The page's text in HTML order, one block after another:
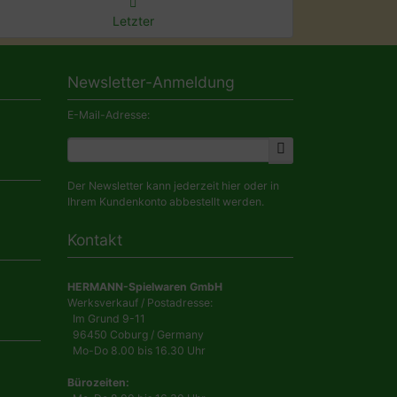
Letzter
Newsletter-Anmeldung
E-Mail-Adresse:
Der Newsletter kann jederzeit hier oder in
Ihrem Kundenkonto abbestellt werden.
Kontakt
HERMANN-Spielwaren GmbH
Werksverkauf / Postadresse:
Im Grund 9-11
96450 Coburg / Germany
Mo-Do 8.00 bis 16.30 Uhr
Bürozeiten: